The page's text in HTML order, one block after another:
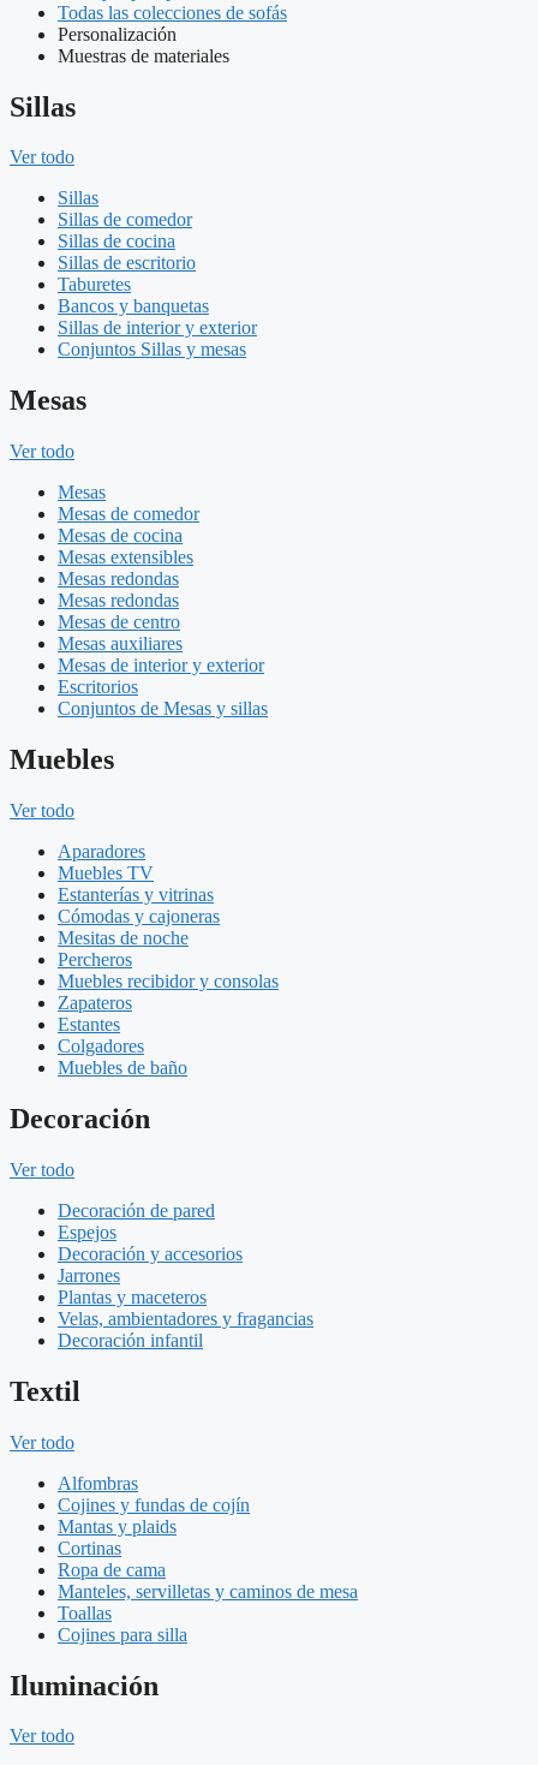
Todas las colecciones de sofás
Personalización
Muestras de materiales
Sillas
Ver todo
Sillas
Sillas de comedor
Sillas de cocina
Sillas de escritorio
Taburetes
Bancos y banquetas
Sillas de interior y exterior
Conjuntos Sillas y mesas
Mesas
Ver todo
Mesas
Mesas de comedor
Mesas de cocina
Mesas extensibles
Mesas redondas
Mesas redondas
Mesas de centro
Mesas auxiliares
Mesas de interior y exterior
Escritorios
Conjuntos de Mesas y sillas
Muebles
Ver todo
Aparadores
Muebles TV
Estanterías y vitrinas
Cómodas y cajoneras
Mesitas de noche
Percheros
Muebles recibidor y consolas
Zapateros
Estantes
Colgadores
Muebles de baño
Decoración
Ver todo
Decoración de pared
Espejos
Decoración y accesorios
Jarrones
Plantas y maceteros
Velas, ambientadores y fragancias
Decoración infantil
Textil
Ver todo
Alfombras
Cojines y fundas de cojín
Mantas y plaids
Cortinas
Ropa de cama
Manteles, servilletas y caminos de mesa
Toallas
Cojines para silla
Iluminación
Ver todo